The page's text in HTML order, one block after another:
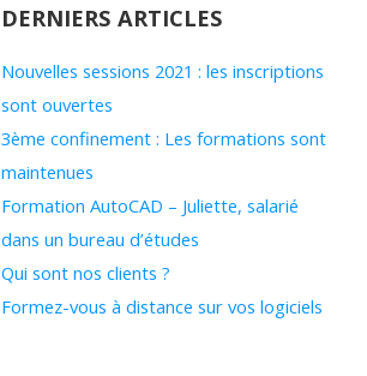
DERNIERS ARTICLES
Nouvelles sessions 2021 : les inscriptions
sont ouvertes
3ème confinement : Les formations sont
maintenues
Formation AutoCAD – Juliette, salarié
dans un bureau d’études
Qui sont nos clients ?
Formez-vous à distance sur vos logiciels